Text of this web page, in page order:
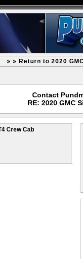
» » Return to 2020
Contact
RE: 2020 GMC
Crew Cab